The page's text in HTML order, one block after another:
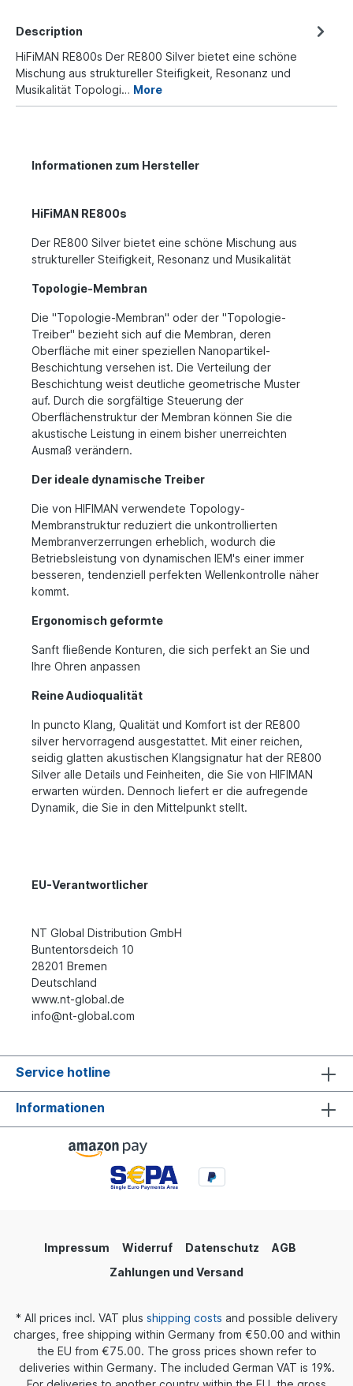
Description
HiFiMAN RE800s Der RE800 Silver bietet eine schöne
Mischung aus struktureller Steifigkeit, Resonanz und
Musikalität Topologi… More
Informationen zum Hersteller
HiFiMAN RE800s
Der RE800 Silver bietet eine schöne Mischung aus
struktureller Steifigkeit, Resonanz und Musikalität
Topologie-Membran
Die "Topologie-Membran" oder der "Topologie-
Treiber" bezieht sich auf die Membran, deren
Oberfläche mit einer speziellen Nanopartikel-
Beschichtung versehen ist. Die Verteilung der
Beschichtung weist deutliche geometrische Muster
auf. Durch die sorgfältige Steuerung der
Oberflächenstruktur der Membran können Sie die
akustische Leistung in einem bisher unerreichten
Ausmaß verändern.
Der ideale dynamische Treiber
Die von HIFIMAN verwendete Topology-
Membranstruktur reduziert die unkontrollierten
Membranverzerrungen erheblich, wodurch die
Betriebsleistung von dynamischen IEM's einer immer
besseren, tendenziell perfekten Wellenkontrolle näher
kommt.
Ergonomisch geformte
Sanft fließende Konturen, die sich perfekt an Sie und
Ihre Ohren anpassen
Reine Audioqualität
In puncto Klang, Qualität und Komfort ist der RE800
silver hervorragend ausgestattet. Mit einer reichen,
seidig glatten akustischen Klangsignatur hat der RE800
Silver alle Details und Feinheiten, die Sie von HIFIMAN
erwarten würden. Dennoch liefert er die aufregende
Dynamik, die Sie in den Mittelpunkt stellt.
EU-Verantwortlicher
NT Global Distribution GmbH
Buntentorsdeich 10
28201 Bremen
Deutschland
www.nt-global.de
info@nt-global.com
Service hotline
Informationen
Impressum Widerruf Datenschutz
AGB
Zahlungen und Versand
* All prices incl. VAT plus shipping costs and possible delivery
charges, free shipping within Germany from €50.00 and within
the EU from €75.00. The gross prices shown refer to
deliveries within Germany. The included German VAT is 19%.